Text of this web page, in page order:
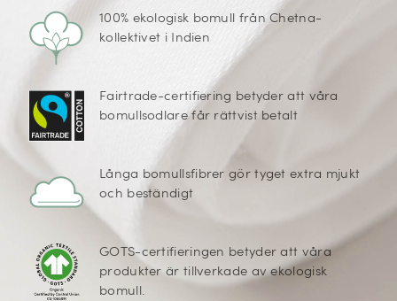
100% ekologisk bomull från Chetna-
kollektivet i Indien
Fairtrade-certifiering betyder att våra
bomullsodlare får rättvist betalt
Långa bomullsfibrer gör tyget extra mjukt
och beständigt
GOTS-certifieringen betyder att våra
produkter är tillverkade av ekologisk
bomull.